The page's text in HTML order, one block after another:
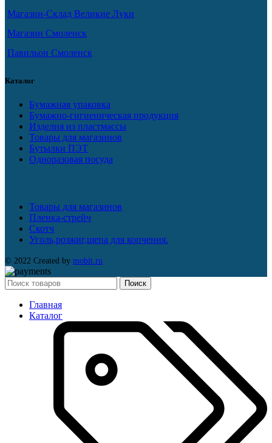
Магазин-Склад Великие Луки
Магазин Смоленск
Павильон Смоленск
Каталог
Бумажная упаковка
Бумажно-гигиеническая продукция
Изделия из пластмассы
Товары для магазинов
Бутылки ПЭТ
Одноразовая посуда
Товары для магазинов
Пленка-стрейч
Скотч
Уголь,розжиг,щепа для копчения.
© 2022 Created by mobit.ru
Поиск
Главная
Каталог